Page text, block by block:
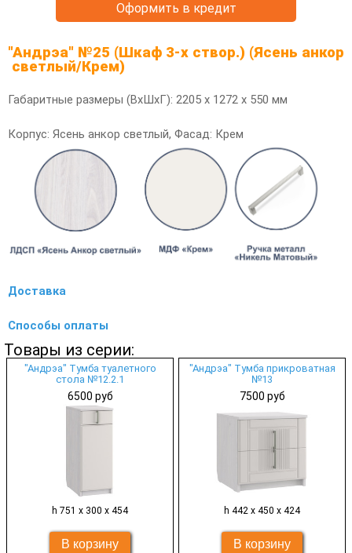
Оформить в кредит
"Андрэа" №25 (Шкаф 3-х створ.) (Ясень анкор
светлый/Крем)
Габаритные размеры (ВхШхГ): 2205 х 1272 х 550 мм
Корпус: Ясень анкор светлый, Фасад: Крем
Доставка
Способы оплаты
Товары из серии:
"Андрэа" Тумба туалетного
стола №12.2.1
6500 руб
h 751 х 300 х 454
"Андрэа" Тумба прикроватная
№13
7500 руб
h 442 х 450 х 424